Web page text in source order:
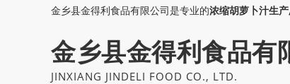
金乡县金得利食品有限公司是专业的浓缩胡萝卜汁生
金乡县金得利食品有
JINXIANG JINDELI FOOD CO., LTD.